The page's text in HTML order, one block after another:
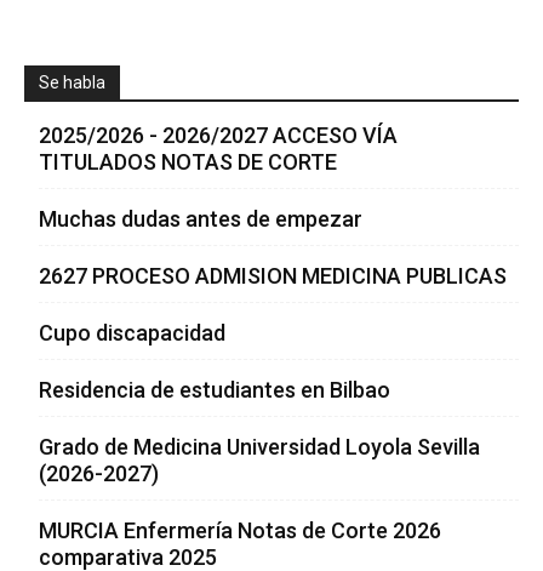
Se habla
2025/2026 - 2026/2027 ACCESO VÍA
TITULADOS NOTAS DE CORTE
Muchas dudas antes de empezar
2627 PROCESO ADMISION MEDICINA PUBLICAS
Cupo discapacidad
Residencia de estudiantes en Bilbao
Grado de Medicina Universidad Loyola Sevilla
(2026-2027)
MURCIA Enfermería Notas de Corte 2026
comparativa 2025